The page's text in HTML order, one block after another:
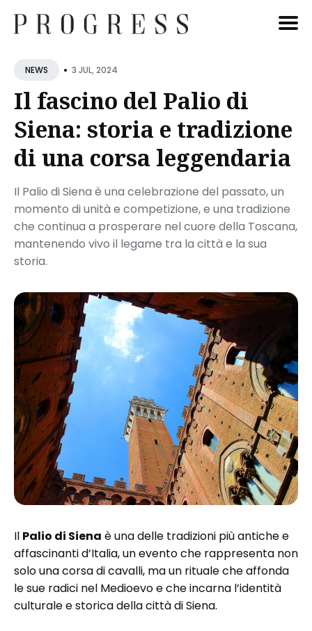
Cerca
NEWS • 3 JUL, 2024
Il fascino del Palio di
Siena: storia e tradizione
di una corsa leggendaria
Il Palio di Siena è una celebrazione del passato, un
momento di unità e competizione, e una tradizione
che continua a prosperare nel cuore della Toscana,
mantenendo vivo il legame tra la città e la sua
storia.
Il Palio di Siena è una delle tradizioni più antiche e
affascinanti d’Italia, un evento che rappresenta non
solo una corsa di cavalli, ma un rituale che affonda
le sue radici nel Medioevo e che incarna l’identità
culturale e storica della città di Siena.